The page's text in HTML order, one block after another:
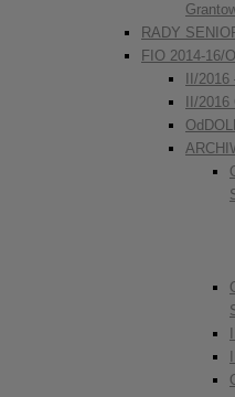
RADY
FIO 2014-16/
II/
II/